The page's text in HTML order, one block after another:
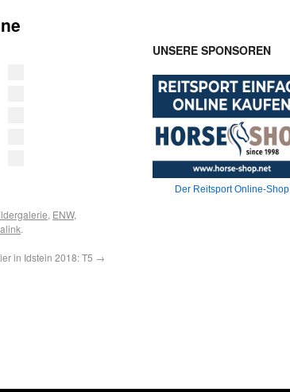
, ENW,
.
in Idstein 2018: T5 →
UNSERE SPONSOREN
Der Reitsport Online-Shop